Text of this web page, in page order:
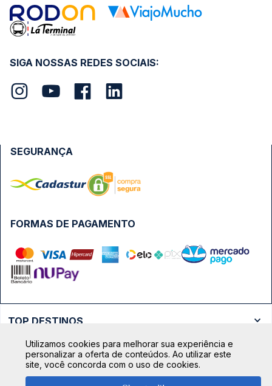
SIGA NOSSAS REDES SOCIAIS:
FORMAS DE PAGAMENTO
SEGURANÇA
TOP DESTINOS
Ônibus Rio de Janeiro
Ônibus São Paulo
TOP VIAÇÕES
Passagens Cometa
Utilizamos cookies para melhorar sua experiência e
personalizar a oferta de conteúdos. Ao utilizar este
site, você concorda com o uso de cookies.